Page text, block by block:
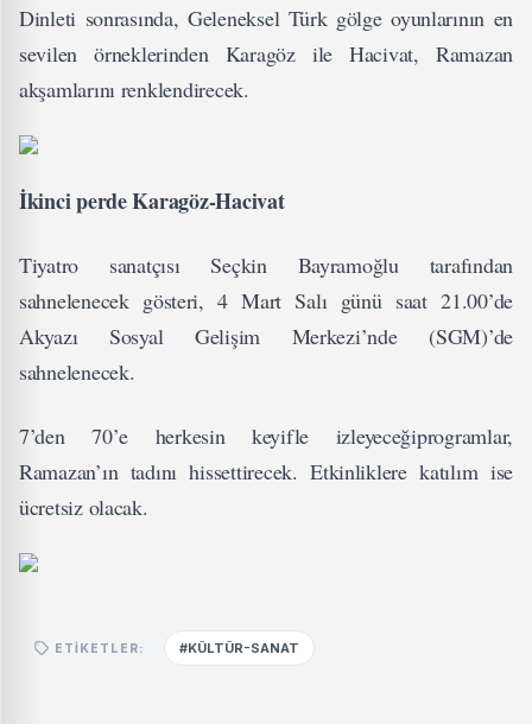
Dinleti sonrasında, Geleneksel Türk gölge oyunlarının en
sevilen örneklerinden Karagöz ile Hacivat, Ramazan
akşamlarını renklendirecek.
İkinci perde Karagöz-Hacivat
Tiyatro sanatçısı Seçkin Bayramoğlu tarafından
sahnelenecek gösteri, 4 Mart Salı günü saat 21.00’de
Akyazı Sosyal Gelişim Merkezi’nde (SGM)’de
sahnelenecek.
7’den 70’e herkesin keyifle izleyeceğiprogramlar,
Ramazan’ın tadını hissettirecek. Etkinliklere katılım ise
ücretsiz olacak.
ETIKETLER: #KÜLTÜR-SANAT